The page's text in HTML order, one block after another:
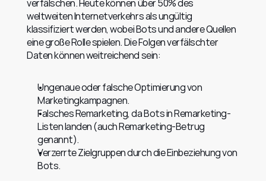
verfälschen. Heute können über 50% des
weltweiten Internetverkehrs als ungültig
klassifiziert werden, wobei Bots und andere Quellen
eine große Rolle spielen. Die Folgen verfälschter
Daten können weitreichend sein:
Ungenaue oder falsche Optimierung von
Marketingkampagnen.
Falsches Remarketing, da Bots in Remarketing-
Listen landen (auch Remarketing-Betrug
genannt).
Verzerrte Zielgruppen durch die Einbeziehung von
Bots.